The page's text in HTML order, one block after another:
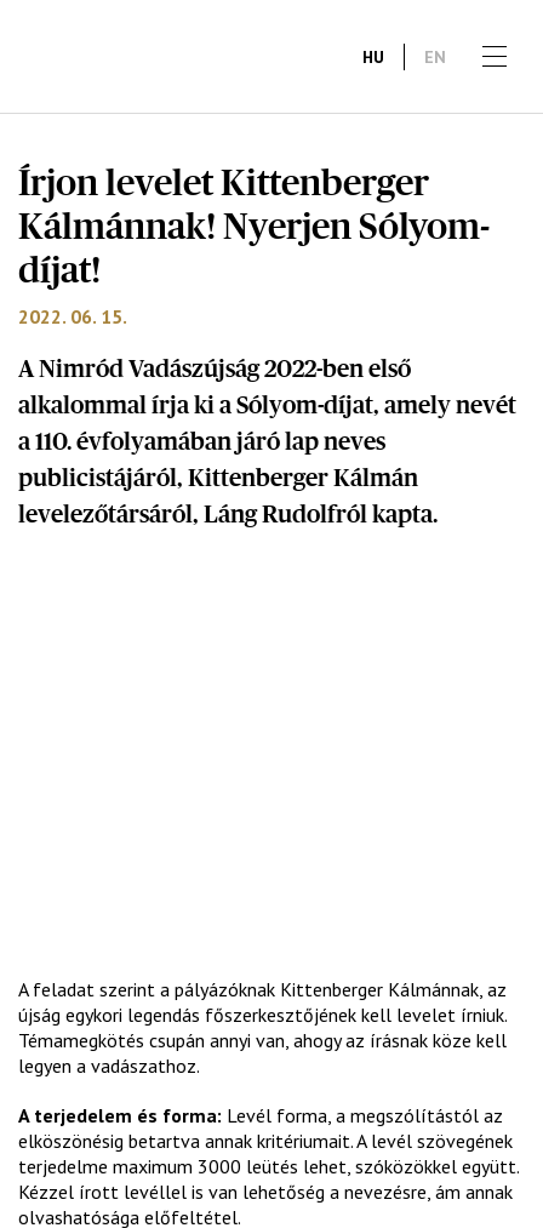
HU EN
Írjon levelet Kittenberger
Kálmánnak! Nyerjen Sólyom-
díjat!
2022. 06. 15.
A Nimród Vadászújság 2022-ben első
alkalommal írja ki a Sólyom-díjat, amely nevét
a 110. évfolyamában járó lap neves
publicistájáról, Kittenberger Kálmán
levelezőtársáról, Láng Rudolfról kapta.
A feladat szerint a pályázóknak Kittenberger Kálmánnak, az
újság egykori legendás főszerkesztőjének kell levelet írniuk.
Témamegkötés csupán annyi van, ahogy az írásnak köze kell
legyen a vadászathoz.
A terjedelem és forma: Levél forma, a megszólítástól az
elköszönésig betartva annak kritériumait. A levél szövegének
terjedelme maximum 3000 leütés lehet, szóközökkel együtt.
Kézzel írott levéllel is van lehetőség a nevezésre, ám annak
olvashatósága előfeltétel.